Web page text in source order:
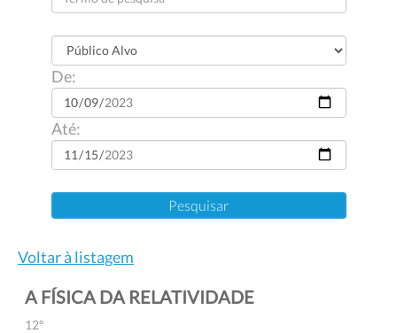
De:
Até:
Voltar à listagem
A FÍSICA DA RELATIVIDADE
12º